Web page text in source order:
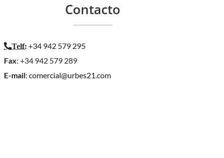
Contacto
Telf: +34 942 579 295
Fax: +34 942 579 289
E-mail:comercial@urbes21.com